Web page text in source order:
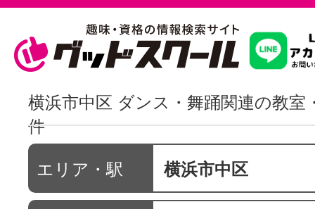
習いたいこ
スクールを
横浜市中区 ダンス・舞踊関連の教室
件
エリア・駅 横浜市中区